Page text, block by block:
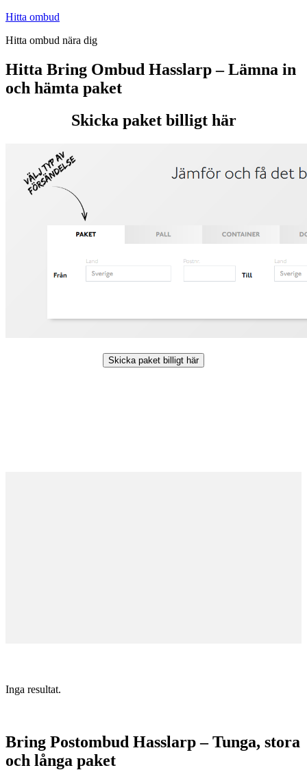
Hoppa
innehåll
Hitta ombud
Hitta ombud nära dig
Hitta Bring Ombud Hasslarp – Lämna in
och hämta paket
Skicka paket billigt här
Skicka paket billigt här
Inga resultat.
Bring Postombud Hasslarp – Tunga, stora
och långa paket